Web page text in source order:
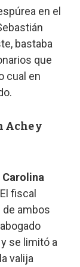
en el
bastaba
que
cual en
Ache y
Carolina
fiscal
de ambos
se limitó a
valija